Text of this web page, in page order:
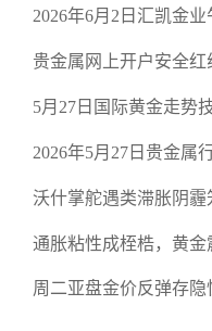
2026年6月2日汇凯金业
空头清算算法如何布防
贵金属网上开户安全红
恶意洗盘陷阱
5月27日国际黄金走势
规黄金平台全方位行情
2026年5月27日贵金属
正规贵金属开户平台迎
热潮
沃什掌舵遇类滞胀阴霾
通胀粘性成桎梏，黄金
周二亚盘金价反弹存隐